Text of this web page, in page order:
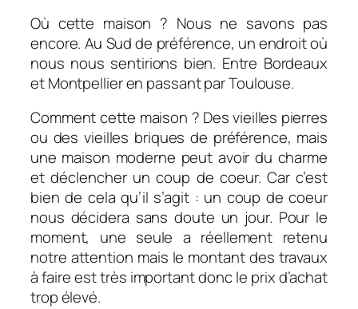
Où cette maison ? Nous ne savons pas
encore. Au Sud de préférence, un endroit où
nous nous sentirions bien. Entre Bordeaux
et Montpellier en passant par Toulouse.
Comment cette maison ? Des vieilles pierres
ou des vieilles briques de préférence, mais
une maison moderne peut avoir du charme
et déclencher un coup de coeur. Car c’est
bien de cela qu’il s’agit : un coup de coeur
nous décidera sans doute un jour. Pour le
moment, une seule a réellement retenu
notre attention mais le montant des travaux
à faire est très important donc le prix d’achat
trop élevé.